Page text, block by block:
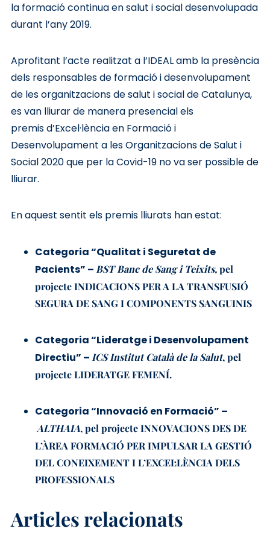
la formació continua en salut i social desenvolupada
durant l’any 2019.
Aprofitant l’acte realitzat a l’IDEAL amb la presència
dels responsables de formació i desenvolupament
de les organitzacions de salut i social de Catalunya,
es van lliurar de manera presencial els
premis d’Excel·lència en Formació i
Desenvolupament a les Organitzacions de Salut i
Social 2020 que per la Covid-19 no va ser possible de
lliurar.
En aquest sentit els premis lliurats han estat:
Categoria “Qualitat i Seguretat de
Pacients” – BST Banc de Sang i Teixits,pel
projecte INDICACIONS PER A LA TRANSFUSIÓ
SEGURA DE SANG I COMPONENTS SANGUINIS
Categoria “Lideratge i Desenvolupament
Directiu” – ICS Institut Català de la Salut, pel
projecte LIDERATGE FEMENÍ.
Categoria “Innovació en Formació” –
ALTHAIA, pel projecte INNOVACIONS DES DE
L’ÀREA FORMACIÓ PER IMPULSAR LA GESTIÓ
DEL CONEIXEMENT I L’EXCEL·LÈNCIA DELS
PROFESSIONALS
Articles relacionats